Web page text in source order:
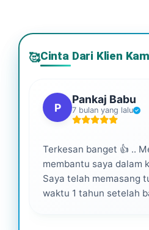
🥰Cinta Dari Klien
P
Pankaj Babu
7 bulan yang lalu
Terkesan banget 👍 ..
membantu saya dalam
Saya telah memasang
waktu 1 tahun setelah